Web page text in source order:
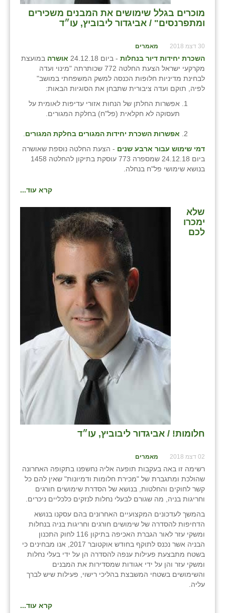
מוכרים בגלל שימושים את המבנים משכירים
ומתפרנסים" / אביגדור ליבוביץ, עו״ד
30 דצמ 2018 מאמרים
השכרת יחידות דיור בנחלות - ביום 24.12.18 אושרה במועצת
מקרקעי ישראל הצעת החלטה 772 שכותרתה "מינוי ועדה
לבחינת מדיניות חלופות הכנסה למשק המשפחתי במושב"
לפיה, תוקם ועדה ציבורית שתבחן את הסוגיות הבאות:
אפשרות החלתן של הנחות אזורי עדיפות לאומית על
תעסוקה לא חקלאית (פל"ח) בחלקת המגורים.
אפשרות השכרת יחידות המגורים בחלקת המגורים
דמי שימוש עבור ארבע שנים - הצעת החלטה נוספת שאושרה
ביום 24.12.18 שמספרה 773 עוסקת בתיקון להחלטה 1458
בנושא שימושי פל"ח בנחלה.
קרא עוד...
שלא
ימכרו
לכם
חלומות! / אביגדור ליבוביץ, עו״ד
02 דצמ 2018 מאמרים
רשימה זו באה בעקבות תופעה אליה נחשפנו בתקופה האחרונה
שהולכת ומתגברת של "מכירת חלומות ודמיונות" שאין להם כל
קשר לחוקים והחלטות, בנושא של הסדרת שימושים חורגים
וחריגות בניה, מה שגורם לבעלי נחלות לנזקים כלכליים ניכרים.
בהמשך לעדכונים המקצועיים האחרונים בהם עסקנו בנושא
הדחיפות להסדרה של שימושים חורגים וחריגות בניה בנחלות
ומשקי עזר לאור הגברת האכיפה בתיקון 116 לחוק התכנון
הבניה אשר נכנס לתוקף בחודש אוקטובר 2017, אנו מבחינים כי
בשטח מתבצעת פעילות ענפה להסדרה הן על ידי בעלי נחלות
ומשקי עזר והן על ידי אגודות שמסדירות את המבנים
והשימושים בשטחי המשבצת בהליכי רישוי, פעילות שיש לברך
עליה.
קרא עוד...